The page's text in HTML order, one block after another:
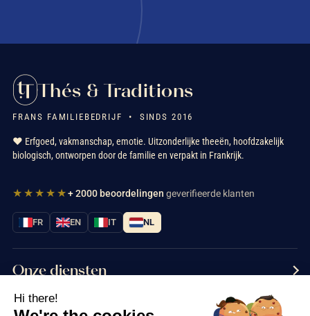
Thés & Traditions
FRANS FAMILIEBEDRIJF • SINDS 2016
❤️ Erfgoed, vakmanschap, emotie. Uitzonderlijke theeën, hoofdzakelijk
biologisch, ontworpen door de familie en verpakt in Frankrijk.
★★★★★+ 2000 beoordelingen geverifieerde klanten
FR EN IT NL
Onze diensten
Informatie
Hi there!